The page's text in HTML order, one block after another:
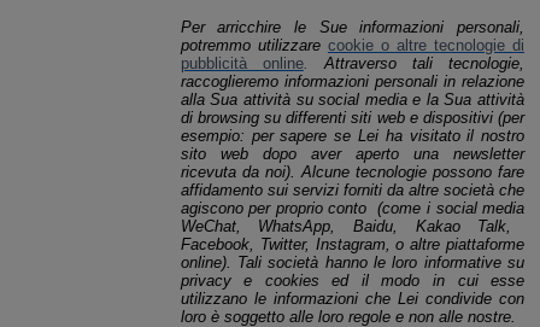
Per arricchire le Sue informazioni personali,
potremmo utilizzare cookie o altre tecnologie di
pubblicità online.Attraverso tali tecnologie,
raccoglieremo informazioni personali in relazione
alla Sua attività su social media e la Sua attività
di browsing su differenti siti web e dispositivi (per
esempio: per sapere se Lei ha visitato il nostro
sito web dopo aver aperto una newsletter
ricevuta da noi). Alcune tecnologie possono fare
affidamento sui servizi forniti da altre società che
agiscono per proprio conto
(come i social media
WeChat, WhatsApp, Baidu, Kakao Talk,
Facebook, Twitter, Instagram, o altre piattaforme
online). Tali società hanno le loro informative su
privacy e cookies ed il modo in cui esse
utilizzano le informazioni che Lei condivide con
loro è soggetto alle loro regole e non alle nostre.